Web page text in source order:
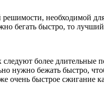
необходимой
бегать быстро, то
более
нужно бежать быстро,
очень быстрое сжигание